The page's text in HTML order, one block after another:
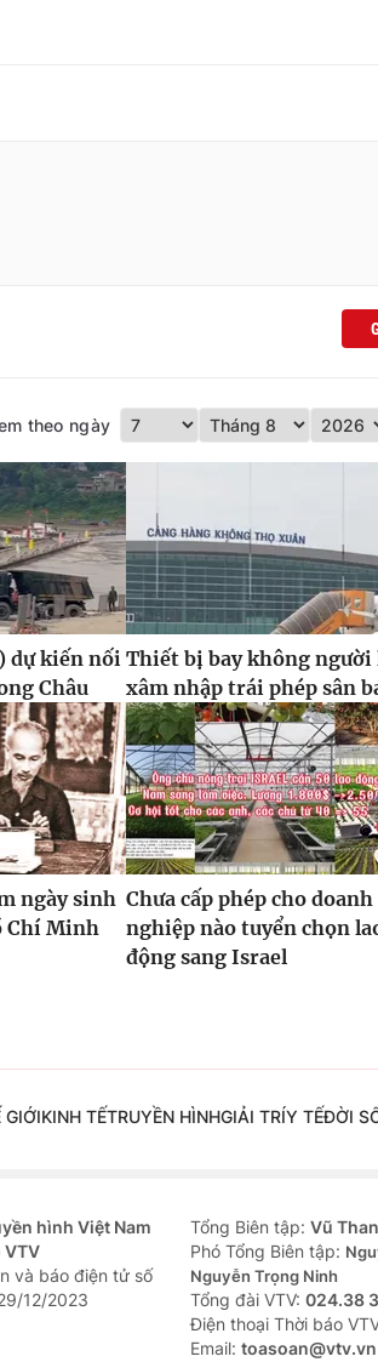
theo ngày
dự kiến nối
Châu
Thiết bị bay không người
xâm nhập trái phép sân
ngày sinh
Chí Minh
Chưa cấp phép cho doanh
nghiệp nào tuyển chọn
động sang Israel
GIỚIKINH TẾTRUYỀN HÌNHGIẢI TRÍY TẾĐỜI
hình Việt Nam
VTV
và báo điện tử số
12/2023
Tổng Biên tập: Vũ
Phó Tổng Biên tập:
Nguyễn Trọng Ninh
Tổng đài VTV: 024.38
Ðiện thoại Thời báo
Email: toasoan@vtv.vn